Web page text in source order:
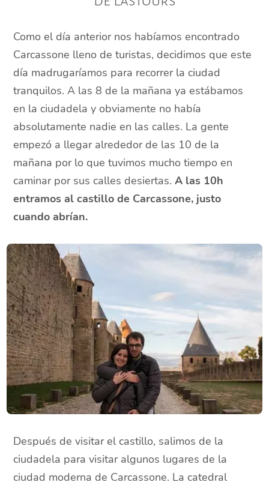
Como el día anterior nos habíamos encontrado
Carcassone lleno de turistas, decidimos que este
día madrugaríamos para recorrer la ciudad
tranquilos. A las 8 de la mañana ya estábamos
en la ciudadela y obviamente no había
absolutamente nadie en las calles. La gente
empezó a llegar alrededor de las 10 de la
mañana por lo que tuvimos mucho tiempo en
caminar por sus calles desiertas.A las 10h
entramos al castillo de Carcassone, justo
cuando abrían.
Después de visitar el castillo, salimos de la
ciudadela para visitar algunos lugares de la
ciudad moderna de Carcassone. La catedral